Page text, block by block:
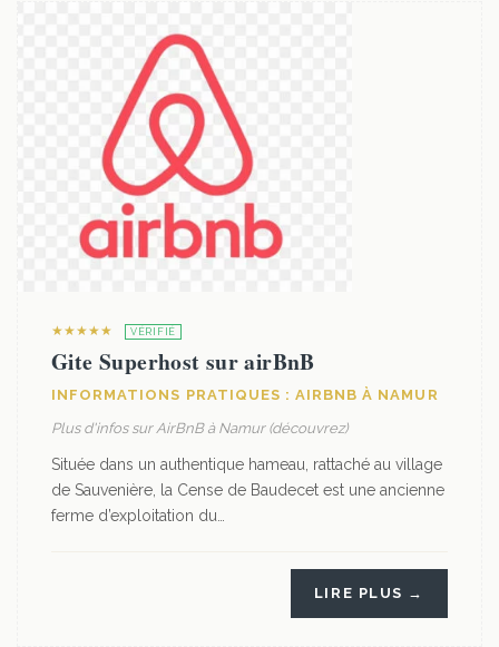
★★★★★ VÉRIFIÉ
Gite Superhost sur airBnB
INFORMATIONS PRATIQUES : AIRBNB À NAMUR
Plus d'infos sur AirBnB à Namur (découvrez)
Située dans un authentique hameau, rattaché au village
de Sauvenière, la Cense de Baudecet est une ancienne
ferme d’exploitation du…
LIRE PLUS →